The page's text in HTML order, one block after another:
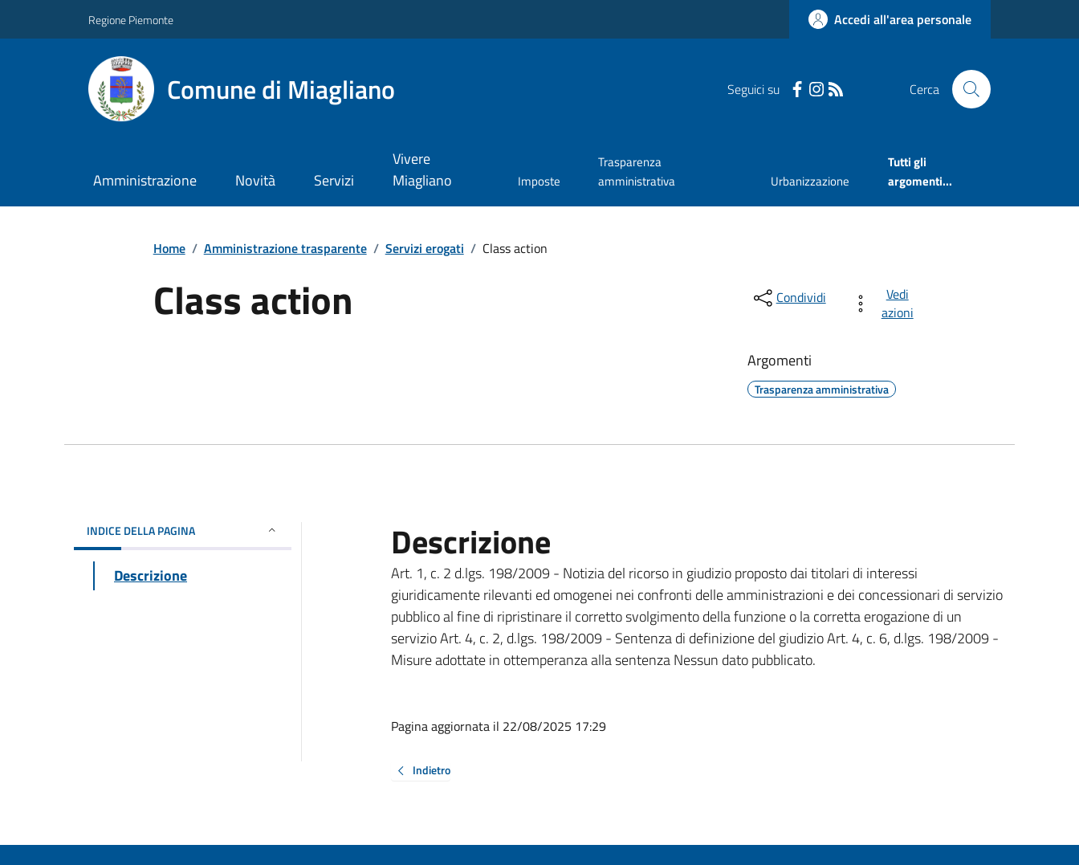
Regione Piemonte Accedi all'area personale
Comune di Miagliano Seguici su Cerca
Amministrazione Novità Servizi
Vivere
Miagliano
Imposte
Trasparenza
amministrativa
Urbanizzazione
Tutti gli
argomenti...
Home / Amministrazione trasparente / Servizi erogati / Class action
Class action Condividi
Vedi
azioni
Argomenti
Trasparenza amministrativa
INDICE DELLA PAGINA
Descrizione
Descrizione
Art. 1, c. 2 d.lgs. 198/2009 - Notizia del ricorso in giudizio proposto dai titolari di interessi
giuridicamente rilevanti ed omogenei nei confronti delle amministrazioni e dei concessionari di servizio
pubblico al fine di ripristinare il corretto svolgimento della funzione o la corretta erogazione di un
servizio Art. 4, c. 2, d.lgs. 198/2009 - Sentenza di definizione del giudizio Art. 4, c. 6, d.lgs. 198/2009 -
Misure adottate in ottemperanza alla sentenza Nessun dato pubblicato.
Pagina aggiornata il 22/08/2025 17:29
Indietro